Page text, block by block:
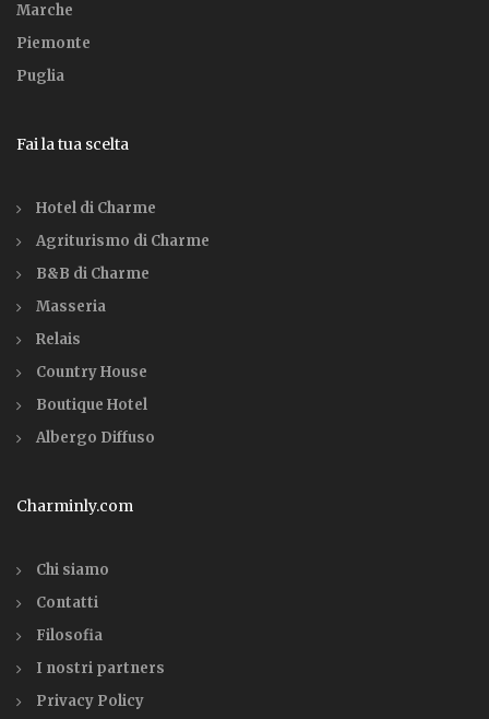
Marche
Piemonte
Puglia
Fai la tua scelta
Hotel di Charme
Agriturismo di Charme
B&B di Charme
Masseria
Relais
Country House
Boutique Hotel
Albergo Diffuso
Charminly.com
Chi siamo
Contatti
Filosofia
I nostri partners
Privacy Policy